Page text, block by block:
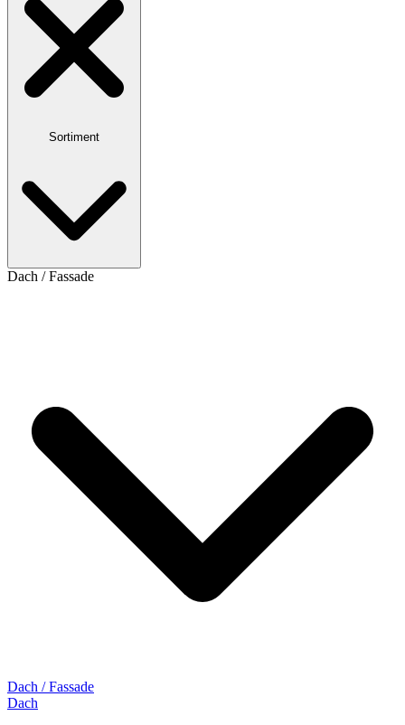
Sortiment
Dach / Fassade
Dach / Fassade
Dach